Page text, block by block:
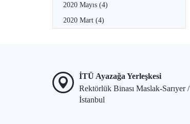
2020 Mayıs (4)
2020 Mart (4)
İTÜ Ayazağa Yerleşkesi
Rektörlük Binası Maslak-Sarıyer /
İstanbul